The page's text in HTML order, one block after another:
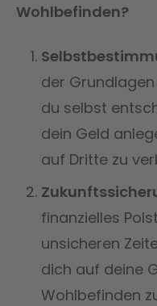
Wohlbefinden?
der
du selbst
dein Geld
auf Dritte zu
finanzielles
unsicheren
dich auf deine
Wohlbefinden